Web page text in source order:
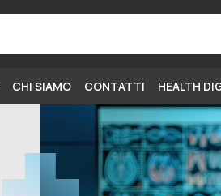
CHI SIAMO CONTATTI HEALTH